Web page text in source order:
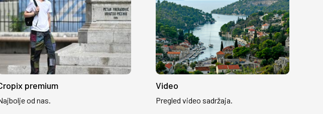
premium
od nas.
Video
Pregled video sadržaja.